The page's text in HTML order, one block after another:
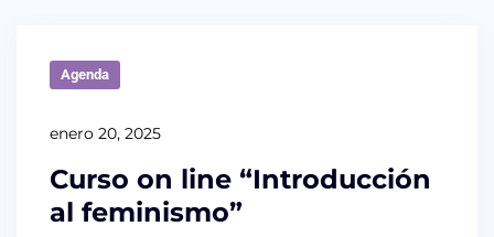
Agenda
enero 20, 2025
Curso on line “Introducción
al feminismo”